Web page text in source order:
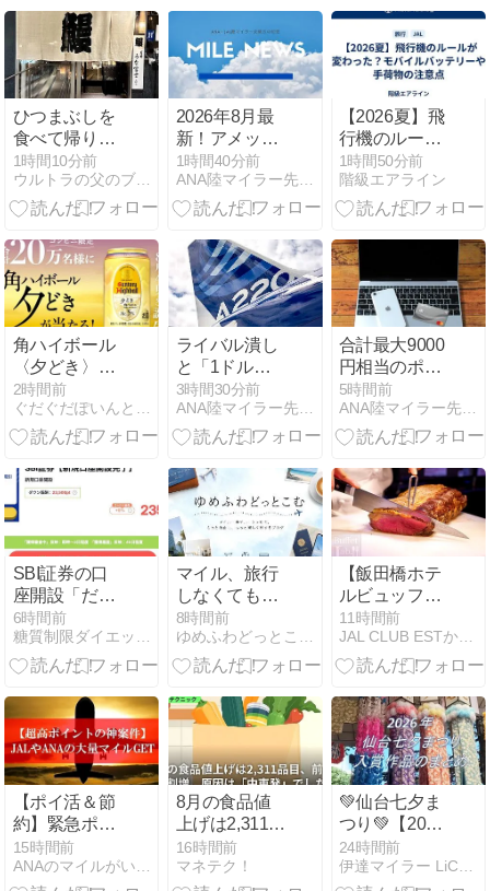
ひつまぶしを
食べて帰りま
す！（愛知・
犬山）６
1時間10分前
ウルトラの父のブログ
2026年8月最
新！アメック
スゴールドプ
リファード完
全ガイド！無
最大3％還元
など超絶メリ
ット！入会キ
ャンペーンで
ポイント大
量！！
1時間40分前
ANA陸マイラー先輩方の知恵
【2026夏】飛
行機のルール
が変わった？
モバイルバッ
テリーや手荷
1時間50分前
階級エアライン
角ハイボール
〈夕どき〉
が、20万名に
当たります。
8/17まで。
2時間前
ぐだぐだぽいんと日記
ライバル潰し
と「1ドル」
買収の裏側：
異色の小型ジ
ェット「エア
魅力と歴史を
徹底解説
3時間30分前
ANA陸マイラー先輩方の知恵
合計最大9000
円相当のポイ
ントがもらえ
るauPAYカー
ドのお得な新
解説
5時間前
ANA陸マイラー先輩方の知恵
SBI証券の口
座開設「だ
け」ポイント
サイト案件で
23,500円！時
衝撃のチャン
スを逃すな！
6時間前
糖質制限ダイエットとか陸マイラーとかいろいろやってみた
マイル、旅行
しなくても貯
まる?1年間ガ
チ検証してわ
かったこと
8時間前
ゆめふわどっとこむ（マイル・ポイ活・クレカ・旅・ホテル）
【飯田橋ホテ
ルビュッフ
ェ】4000円台
でローストビ
ーフも寿司も
テルメトロポ
リタン エドモ
ント「ベルテ
ンポ」
11時間前
JAL CLUB ESTからの夫婦でJGC/SFC取得計画
【ポイ活＆節
約】緊急ポイ
ントUPの
16,000円還
15時間前
8月の食品値
上げは2,311品
目、前年の8
割増。原因は
16時間前
マネテク！
💚仙台七夕ま
つり💚【2026
年】入賞はど
こ？「七夕飾
24時間前
伊達マイラー LiCo（りこ）